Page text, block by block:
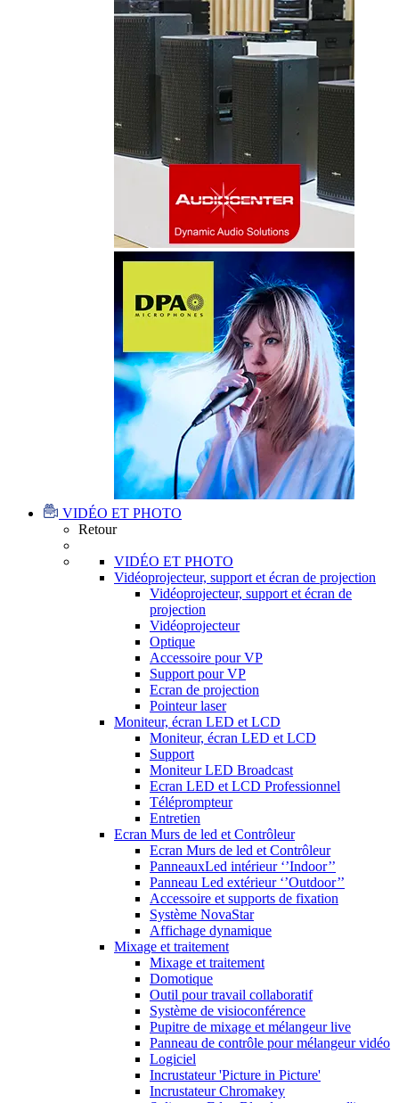
VIDÉO ET PHOTO
Retour
VIDÉO ET PHOTO
Vidéoprojecteur, support et écran de projection
Vidéoprojecteur, support et écran de
projection
Vidéoprojecteur
Optique
Accessoire pour VP
Support pour VP
Ecran de projection
Pointeur laser
Moniteur, écran LED et LCD
Moniteur, écran LED et LCD
Support
Moniteur LED Broadcast
Ecran LED et LCD Professionnel
Téléprompteur
Entretien
Ecran Murs de led et Contrôleur
Ecran Murs de led et Contrôleur
PanneauxLed intérieur ‘’Indoor’’
Panneau Led extérieur ‘’Outdoor’’
Accessoire et supports de fixation
Système NovaStar
Affichage dynamique
Mixage et traitement
Mixage et traitement
Domotique
Outil pour travail collaboratif
Système de visioconférence
Pupitre de mixage et mélangeur live
Panneau de contrôle pour mélangeur vidéo
Logiciel
Incrustateur 'Picture in Picture'
Incrustateur Chromakey